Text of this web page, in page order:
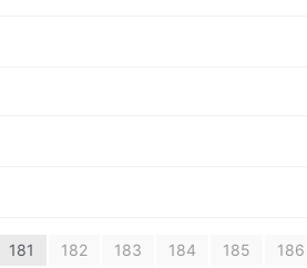
181 182 183 184 185 186